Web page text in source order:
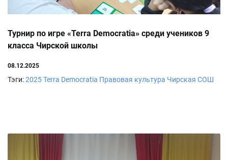
Турнир по игре «Terra Democratia» среди учеников 9
класса Чирской школы
08.12.2025
Тэги:2025Terra Democratia Правовая культура Чирская СОШ